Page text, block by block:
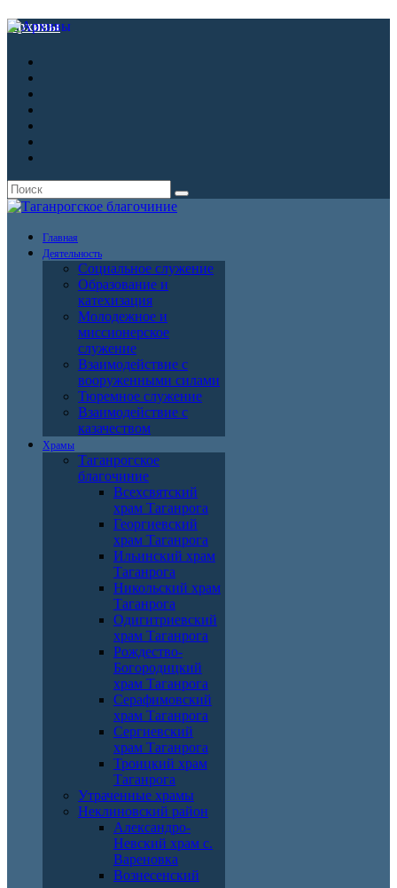
Архивы
Главная
Деятельность
Социальное служение
Образование и
катехизация
Молодежное и
миссионерское
служение
Взаимодействие с
вооруженными силами
Тюремное служение
Взаимодействие с
казачеством
Храмы
Таганрогское
благочиние
Всехсвятский
храм Таганрога
Георгиевский
храм Таганрога
Ильинский храм
Таганрога
Никольский храм
Таганрога
Одигитриевский
храм Таганрога
Рождество-
Богородицкий
храм Таганрога
Серафимовский
храм Таганрога
Сергиевский
храм Таганрога
Троицкий храм
Таганрога
Утраченные храмы
Неклиновский район
Александро-
Невский храм с.
Вареновка
Вознесенский